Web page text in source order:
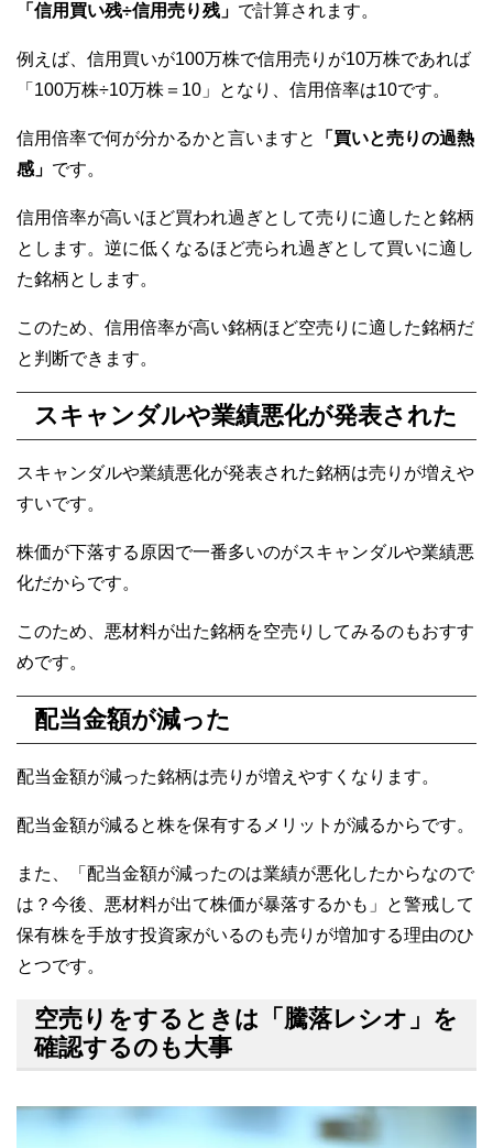
「信用買い残÷信用売り残」 で計算されます。
例えば、信用買いが100万株で信用売りが10万株であれば
「100万株÷10万株＝10」となり、信用倍率は10です。
信用倍率で何が分かるかと言いますと
「買いと売りの過熱
感」 です。
信用倍率が高いほど買われ過ぎとして売りに適したと銘柄
とします。逆に低くなるほど売られ過ぎとして買いに適し
た銘柄とします。
このため、信用倍率が高い銘柄ほど空売りに適した銘柄だ
と判断できます。
スキャンダルや業績悪化が発表された
スキャンダルや業績悪化が発表された銘柄は売りが増えや
すいです。
株価が下落する原因で一番多いのがスキャンダルや業績悪
化だからです。
このため、悪材料が出た銘柄を空売りしてみるのもおすす
めです。
配当金額が減った
配当金額が減った銘柄は売りが増えやすくなります。
配当金額が減ると株を保有するメリットが減るからです。
また、「配当金額が減ったのは業績が悪化したからなので
は？今後、悪材料が出て株価が暴落するかも」と警戒して
保有株を手放す投資家がいるのも売りが増加する理由のひ
とつです。
空売りをするときは「騰落レシオ」を
確認するのも大事